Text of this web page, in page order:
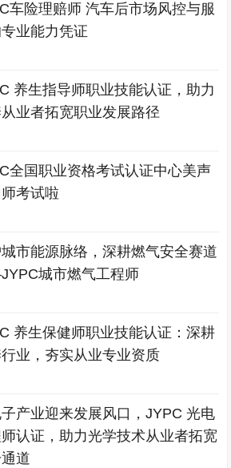
车险理赔师 汽车后市场风控与服
业能力凭证
养生指导师职业技能认证，助力
业者拓宽职业发展路径
全国职业资格考试认证中心美声
考试啦
市能源脉络，深耕燃气安全赛道
城市燃气工程师
养生保健师职业技能认证：深耕
业，夯实从业专业资质
产业迎来发展风口，JYPC 光电
认证，助力光学技术从业者拓宽
道